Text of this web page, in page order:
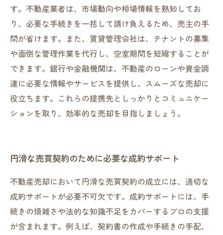
す。不動産業者は、市場動向や相場情報を熟知してお
り、必要な手続きを一括して請け負えるため、売主の手
間が省けます。また、賃貸管理会社は、テナントの募集
や面倒な管理作業を代行し、空室期間を短縮することが
できます。銀行や金融機関は、不動産のローンや資金調
達に必要な情報やサービスを提供し、スムーズな売却に
役立ちます。これらの提携先としっかりとコミュニケー
ションを取り、効率的な売却を目指しましょう。
円滑な売買契約のために必要な成約サポート
不動産売却において円滑な売買契約の成立には、適切な
成約サポートが必要不可欠です。成約サポートには、手
続きの煩雑さや法的な知識不足をカバーするプロの支援
が含まれます。例えば、契約書の作成や手続きの手配、